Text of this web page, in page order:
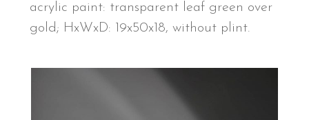
acrylic paint: transparent leaf green over
gold; HxWxD: 19x50x18, without plint.